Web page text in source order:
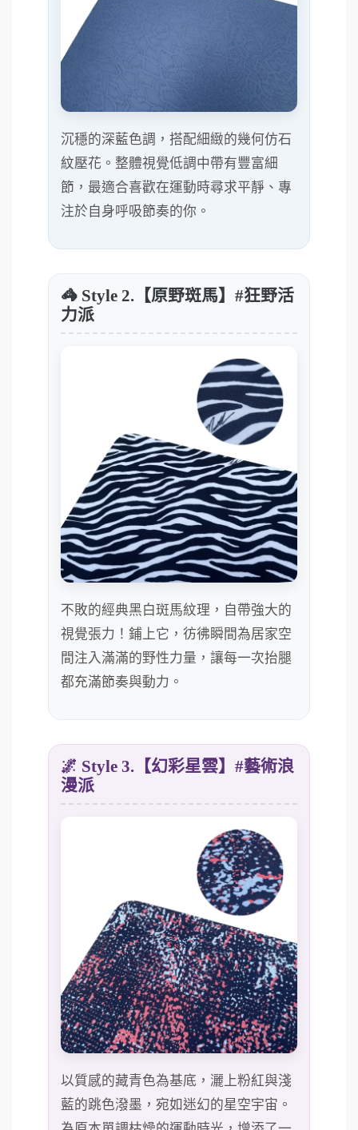
沉穩的深藍色調，搭配細緻的幾何仿石
紋壓花。整體視覺低調中帶有豐富細
節，最適合喜歡在運動時尋求平靜、專
注於自身呼吸節奏的你。
🦓 Style 2.【原野斑馬】#狂野活
力派
不敗的經典黑白斑馬紋理，自帶強大的
視覺張力！鋪上它，彷彿瞬間為居家空
間注入滿滿的野性力量，讓每一次抬腿
都充滿節奏與動力。
🌌 Style 3.【幻彩星雲】#藝術浪
漫派
以質感的藏青色為基底，灑上粉紅與淺
藍的跳色潑墨，宛如迷幻的星空宇宙。